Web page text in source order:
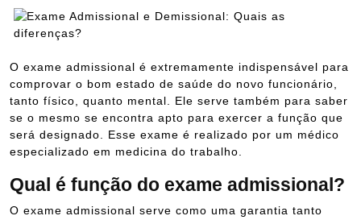
O exame admissional é extremamente indispensável para
comprovar o bom estado de saúde do novo funcionário,
tanto físico, quanto mental. Ele serve também para saber
se o mesmo se encontra apto para exercer a função que
será designado. Esse exame é realizado por um médico
especializado em medicina do trabalho.
Qual é função do exame admissional?
O exame admissional serve como uma garantia tanto